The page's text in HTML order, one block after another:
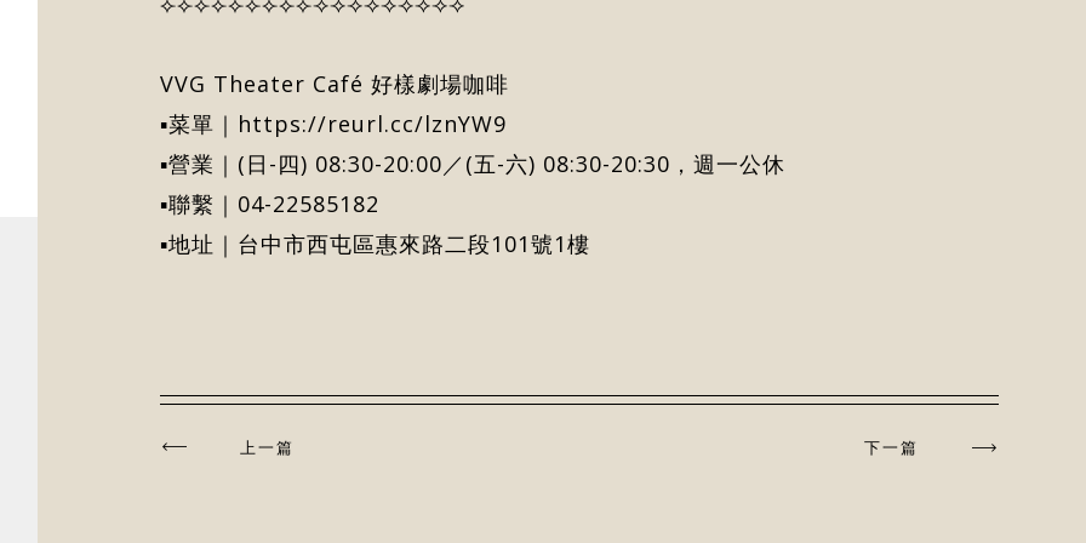
VVG Theater Café 好樣劇場咖啡
▪菜單｜ https://reurl.cc/lznYW9
▪營業｜(日-四) 08:30-20:00／(五-六) 08:30-20:30，週一公休
▪聯繫｜04-22585182
▪地址｜台中市西屯區惠來路二段101號1樓
上一篇 下一篇